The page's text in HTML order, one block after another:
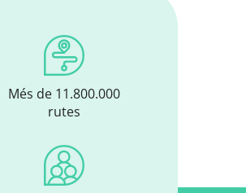
Més de 11.800.000
rutes